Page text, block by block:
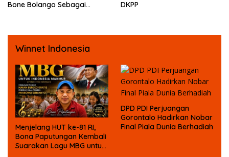
Bone Bolango Sebagai
DKPP
Winnet Indonesia
Menjelang HUT ke-81 RI,
Bona Paputungan Kembali
Suarakan Lagu MBG untuk
DPD PDI Perjuangan
Gorontalo Hadirkan Nobar
Final Piala Dunia Berhadiah